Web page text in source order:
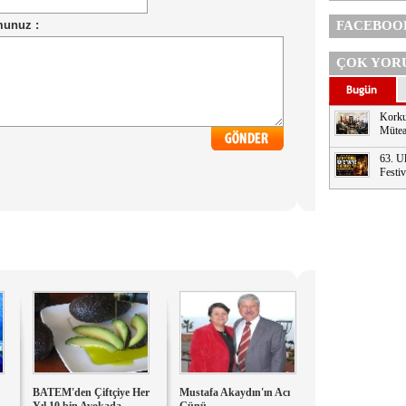
BATEM'den Çiftçiye Her
Mustafa Akaydın'ın Acı
ÇOK
63.